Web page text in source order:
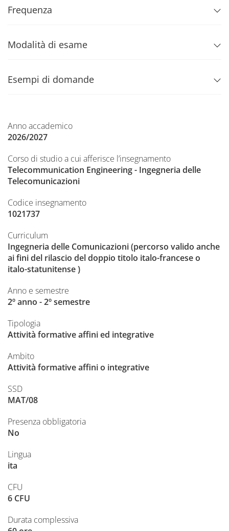
Frequenza
Modalità di esame
Esempi di domande
Anno accademico
2026/2027
Corso di studio a cui afferisce l’insegnamento
Telecommunication Engineering - Ingegneria delle
Telecomunicazioni
Codice insegnamento
1021737
Curriculum
Ingegneria delle Comunicazioni (percorso valido anche
ai fini del rilascio del doppio titolo italo-francese o
italo-statunitense )
Anno e semestre
2º anno - 2º semestre
Tipologia
Attività formative affini ed integrative
Ambito
Attività formative affini o integrative
SSD
MAT/08
Presenza obbligatoria
No
Lingua
ita
CFU
6 CFU
Durata complessiva